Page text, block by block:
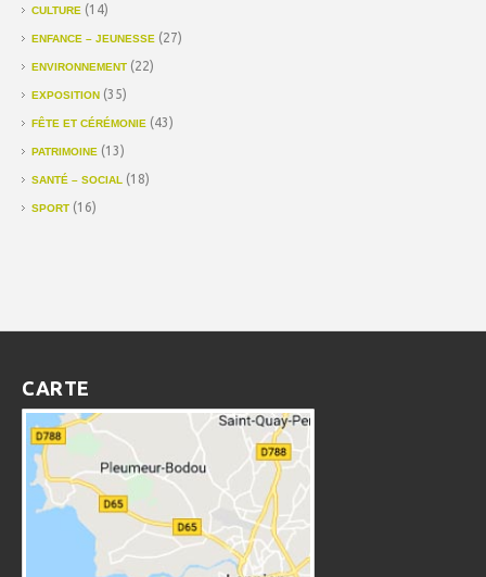
CULTURE (14)
ENFANCE – JEUNESSE (27)
ENVIRONNEMENT (22)
EXPOSITION (35)
FÊTE ET CÉRÉMONIE (43)
PATRIMOINE (13)
SANTÉ – SOCIAL (18)
SPORT (16)
CARTE